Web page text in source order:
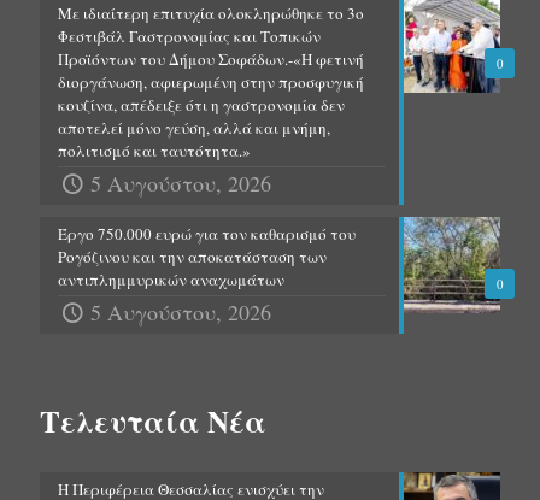
0
Με ιδιαίτερη επιτυχία ολοκληρώθηκε το 3ο
Φεστιβάλ Γαστρονομίας και Τοπικών
Προϊόντων του Δήμου Σοφάδων.-«Η φετινή
διοργάνωση, αφιερωμένη στην προσφυγική
κουζίνα, απέδειξε ότι η γαστρονομία δεν
αποτελεί μόνο γεύση, αλλά και μνήμη,
πολιτισμό και ταυτότητα.»
5 Αυγούστου, 2026
0
Έργο 750.000 ευρώ για τον καθαρισμό του
Ρογόζινου και την αποκατάσταση των
αντιπλημμυρικών αναχωμάτων
5 Αυγούστου, 2026
Τελευταία Νέα
Η Περιφέρεια Θεσσαλίας ενισχύει την